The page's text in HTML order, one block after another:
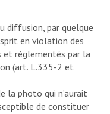
diffusion, par quelque
en violation des
et réglementés par la
(art. L.335-2 et
la photo qui n’aurait
de constituer